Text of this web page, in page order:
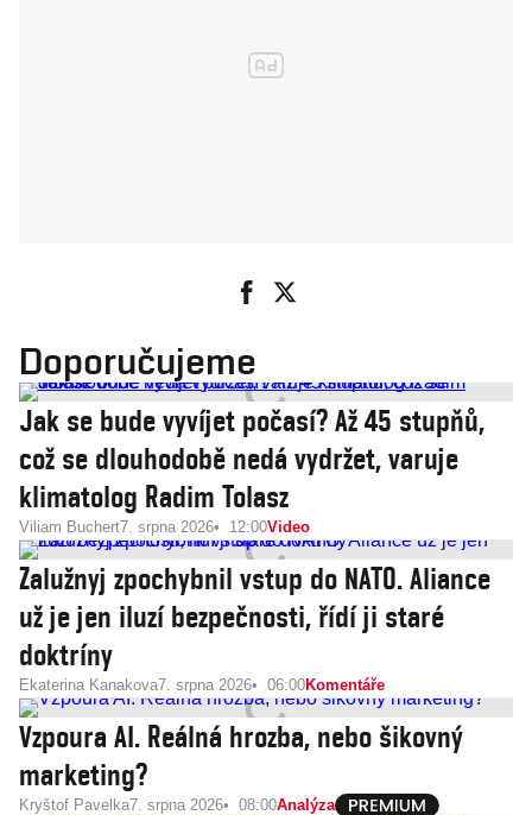
Doporučujeme
Jak se bude vyvíjet počasí? Až 45 stupňů,
což se dlouhodobě nedá vydržet, varuje
klimatolog Radim Tolasz
Viliam Buchert7. srpna 2026 12:00Video
Zalužnyj zpochybnil vstup do NATO. Aliance
už je jen iluzí bezpečnosti, řídí ji staré
doktríny
Ekaterina Kanakova7. srpna 2026 06:00Komentáře
Vzpoura AI. Reálná hrozba, nebo šikovný
marketing?
Kryštof Pavelka7. srpna 2026 08:00Analýza